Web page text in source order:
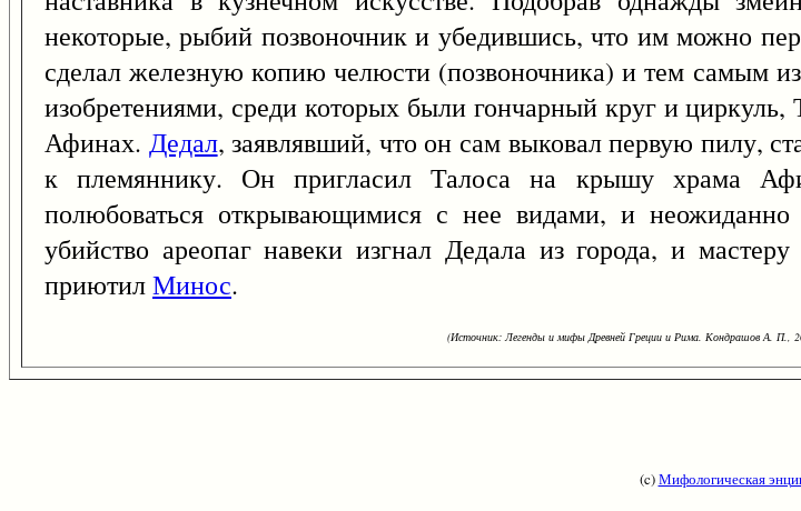
некоторые, рыбий позвоночник и убедившись, что им можно
сделал железную копию челюсти (позвоночника) и тем самым
изобретениями, среди которых были гончарный круг и циркуль,
Афинах. Дедал, заявлявший, что он сам выковал первую пилу,
к племяннику. Он пригласил Талоса на крышу храма
полюбоваться открывающимися с нее видами, и неожиданно
убийство ареопаг навеки изгнал Дедала из города, и
приютилМинос.
(Источник: Легенды и мифы Древней Греции и Рима. Кондрашов А. П.,
(c)Мифологическая